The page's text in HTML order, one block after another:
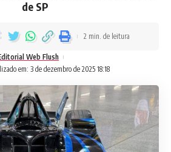
de SP
em: 3 de dezembro de 2025 18:18
Web Flush
2 min. de leitura